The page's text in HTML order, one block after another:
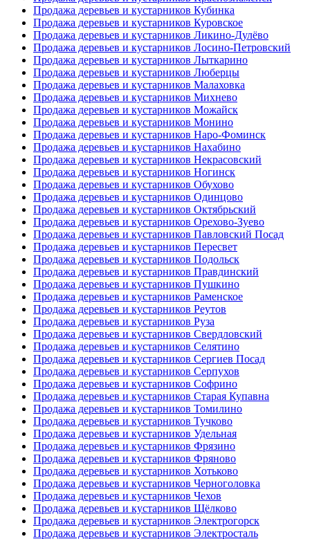
Продажа деревьев и кустарников Кубинка
Продажа деревьев и кустарников Куровское
Продажа деревьев и кустарников Ликино-Дулёво
Продажа деревьев и кустарников Лосино-Петровский
Продажа деревьев и кустарников Лыткарино
Продажа деревьев и кустарников Люберцы
Продажа деревьев и кустарников Малаховка
Продажа деревьев и кустарников Михнево
Продажа деревьев и кустарников Можайск
Продажа деревьев и кустарников Монино
Продажа деревьев и кустарников Наро-Фоминск
Продажа деревьев и кустарников Нахабино
Продажа деревьев и кустарников Некрасовский
Продажа деревьев и кустарников Ногинск
Продажа деревьев и кустарников Обухово
Продажа деревьев и кустарников Одинцово
Продажа деревьев и кустарников Октябрьский
Продажа деревьев и кустарников Орехово-Зуево
Продажа деревьев и кустарников Павловский Посад
Продажа деревьев и кустарников Пересвет
Продажа деревьев и кустарников Подольск
Продажа деревьев и кустарников Правдинский
Продажа деревьев и кустарников Пушкино
Продажа деревьев и кустарников Раменское
Продажа деревьев и кустарников Реутов
Продажа деревьев и кустарников Руза
Продажа деревьев и кустарников Свердловский
Продажа деревьев и кустарников Селятино
Продажа деревьев и кустарников Сергиев Посад
Продажа деревьев и кустарников Серпухов
Продажа деревьев и кустарников Софрино
Продажа деревьев и кустарников Старая Купавна
Продажа деревьев и кустарников Томилино
Продажа деревьев и кустарников Тучково
Продажа деревьев и кустарников Удельная
Продажа деревьев и кустарников Фрязино
Продажа деревьев и кустарников Фряново
Продажа деревьев и кустарников Хотьково
Продажа деревьев и кустарников Черноголовка
Продажа деревьев и кустарников Чехов
Продажа деревьев и кустарников Щёлково
Продажа деревьев и кустарников Электрогорск
Продажа деревьев и кустарников Электросталь